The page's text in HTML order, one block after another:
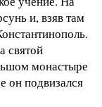
и, взяв там
святой
монастыре
он подвизался